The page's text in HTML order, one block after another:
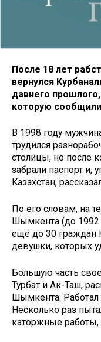
После 18 лет
вернулся
давнего
которую
В 1998 году
трудился
столицы, но после
забрали паспорт и,
Казахстан,
По его словам, на
Шымкента (до 1992
ещё до 30 граждан
девушки, которых
Большую часть
Турбат и Ак-Таш,
Шымкента. Работал
Несколько раз
каторжные работы,